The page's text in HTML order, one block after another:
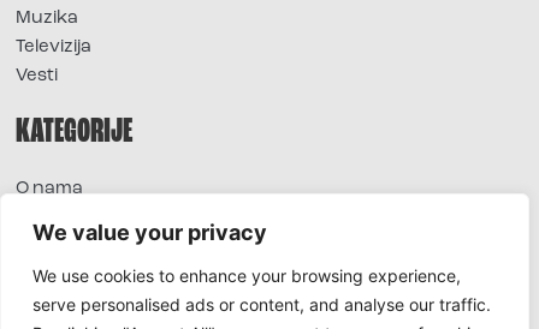
We value your privacy
We use cookies to enhance your browsing experience,
serve personalised ads or content, and analyse our traffic.
Muzika
Televizija
Vesti
KATEGORIJE
O nama
Extra
Foto
Moda